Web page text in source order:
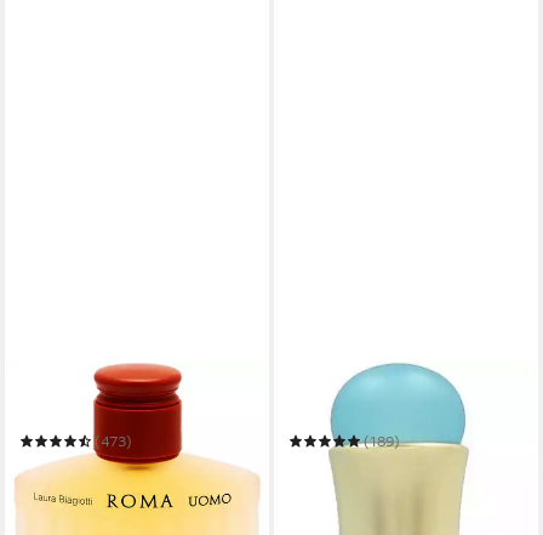
LAURA BIAGIOTTI
Eau de Toilette Roma Uomo
(473)
ab 32,13 € UVP72,00 €
(42,84 €/ 100 ml)
LAURA BIAGIOTTI
Eau de Toilette Laura
(189)
ab 20,00 €
(26,67 €/ 100 ml)